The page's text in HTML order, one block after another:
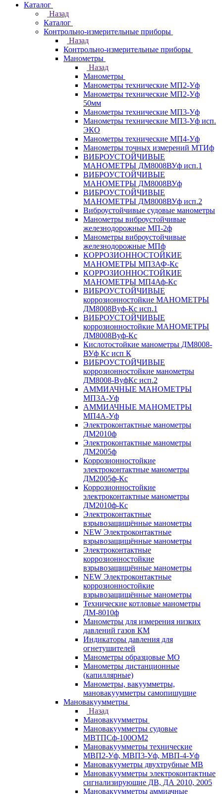
Каталог
Назад
Каталог
Контрольно-измерительные приборы
Назад
Контрольно-измерительные приборы
Манометры
Назад
Манометры
Манометры технические МП2-Уф
Манометры технические МП2-Уф
50мм
Манометры технические МП3-Уф
Манометры технические МП3-Уф исп.
ЭКО
Манометры технические МП4-Уф
Манометры точных измерений МТИф
ВИБРОУСТОЙЧИВЫЕ
МАНОМЕТРЫ ДМ8008ВУф исп.1
ВИБРОУСТОЙЧИВЫЕ
МАНОМЕТРЫ ДМ8008ВУф
ВИБРОУСТОЙЧИВЫЕ
МАНОМЕТРЫ ДМ8008ВУф исп.2
Виброустойчивые судовые манометры
Манометры виброустойчивые
железнодорожные МП-2ф
Манометры виброустойчивые
железнодорожные МПф
КОРРОЗИОННОСТОЙКИЕ
МАНОМЕТРЫ МП3АФ-Кс
КОРРОЗИОННОСТОЙКИЕ
МАНОМЕТРЫ МП4Аф-Кс
ВИБРОУСТОЙЧИВЫЕ
коррозионностойкие МАНОМЕТРЫ
ДМ8008Вуф-Кс исп.1
ВИБРОУСТОЙЧИВЫЕ
коррозионностойкие МАНОМЕТРЫ
ДМ8008Вуф-Кс
Кислотостойкие манометры ДМ8008-
ВУф Кс исп К
ВИБРОУСТОЙЧИВЫЕ
коррозионностойкие манометры
ДМ8008-ВуфКс исп.2
АММИАЧНЫЕ МАНОМЕТРЫ
МП3А-Уф
АММИАЧНЫЕ МАНОМЕТРЫ
МП4А-Уф
Электроконтактные манометры
ДМ2010ф
Электроконтактные манометры
ДМ2005ф
Коррозионностойкие
электроконтактные манометры
ДМ2005ф-Кс
Коррозионностойкие
электроконтактные манометры
ДМ2010ф-Кс
Электроконтактные
взрывозащищённые манометры
NEW Электроконтактные
взрывозащищённые манометры
Электроконтактные
коррозионностойкие
взрывозащищённые манометры
NEW Электроконтактные
коррозионностойкие
взрывозащищённые манометры
Технические котловые манометры
ДМ-8010ф
Манометры для измерения низких
давлений газов КМ
Индикаторы давления для
огнетушителей
Манометры образцовые МО
Манометры дистанционные
(капиллярные)
Манометры, вакуумметры,
мановакуумметры самопишущие
Мановакуумметры
Назад
Мановакуумметры
Мановакуумметры судовые
МВТПСф-100ОМ2
Мановакуумметры технические
МВП2-Уф, МВП3-Уф, МВП-4-Уф
Мановакууметры двухтрубные МВ
Мановакуумметры электроконтактные
сигнализирующие ДВ, ДА 2010, 2005
Мановакуумметры аммиачные